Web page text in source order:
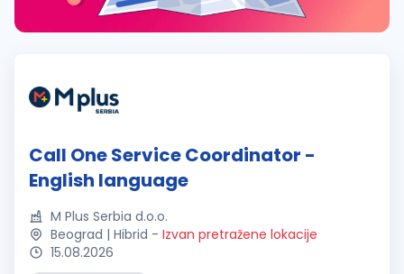
Call One Service Coordinator -
English language
M Plus Serbia d.o.o.
Beograd | Hibrid - Izvan pretražene lokacije
15.08.2026